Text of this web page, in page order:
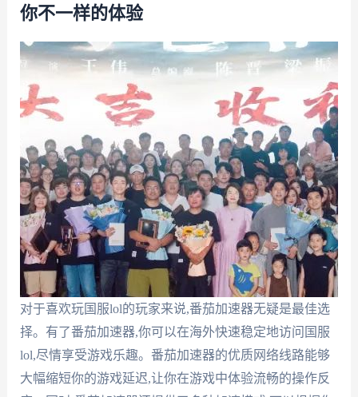
你不一样的体验
对于喜欢玩国服lol的玩家来说,番茄加速器无疑是最佳选
择。有了番茄加速器,你可以在海外快速稳定地访问国服
lol,尽情享受游戏乐趣。番茄加速器的优质网络线路能够
大幅缩短你的游戏延迟,让你在游戏中体验流畅的操作反